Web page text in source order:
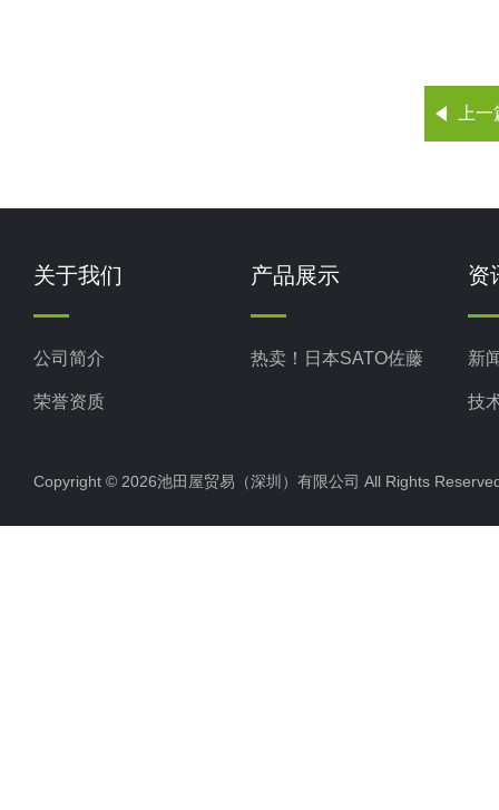
上
关于我们
公司简介
荣誉资质
产品展示
热卖！日本SATO佐藤
资
新
技
Copyright © 2026池田屋贸易（深圳）有限公司 All Rights